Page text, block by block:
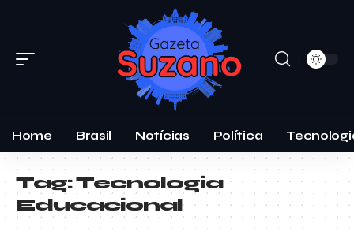
Home Brasil Notícias Política
Tag:Tecnologia
Educacional